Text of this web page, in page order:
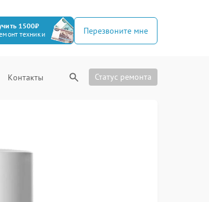
1500₽
техники
Перезвоните мне
Контакты Статус ремонта